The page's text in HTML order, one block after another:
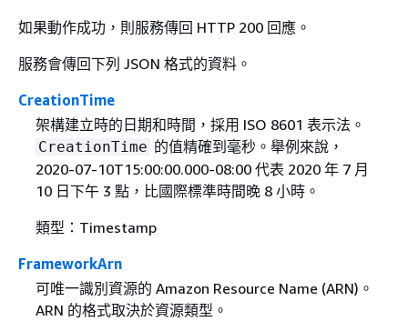
如果動作成功，則服務傳回 HTTP 200 回應。
服務會傳回下列 JSON 格式的資料。
CreationTime
架構建立時的日期和時間，採用 ISO 8601 表示法。
CreationTime 的值精確到毫秒。舉例來說，
2020-07-10T15:00:00.000-08:00 代表 2020 年 7 月
10 日下午 3 點，比國際標準時間晚 8 小時。
類型：Timestamp
FrameworkArn
可唯一識別資源的 Amazon Resource Name (ARN)。
ARN 的格式取決於資源類型。